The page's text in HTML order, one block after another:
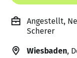
Angestellt,
Scherer
Wiesbaden,